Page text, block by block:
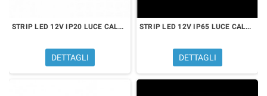
STRIP LED 12V IP20 LUCE CALDA
DETTAGLI
STRIP LED 12V IP65 LUCE CALDA
DETTAGLI